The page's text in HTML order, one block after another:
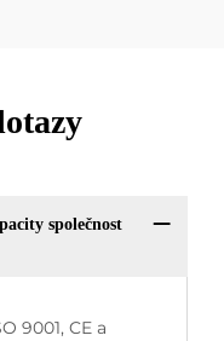
společnost
9001, CE a